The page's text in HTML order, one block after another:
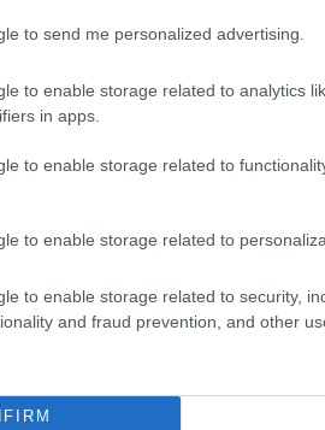
to send me personalized advertising.
to enable storage related to analytics
in apps.
to enable storage related to
to enable storage related to
to enable storage related to security,
and fraud prevention, and other